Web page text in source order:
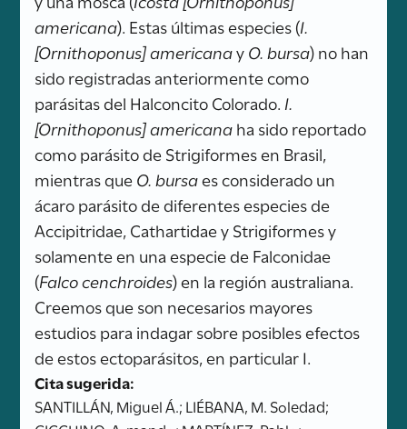
americana). Estas últimas especies (I.
[Ornithoponus] americanayO. bursa) no han
sido registradas anteriormente como
parásitas del Halconcito Colorado. I.
[Ornithoponus] americanaha sido reportado
como parásito de Strigiformes en Brasil,
mientras queO. bursaes considerado un
ácaro parásito de diferentes especies de
Accipitridae, Cathartidae y Strigiformes y
solamente en una especie de Falconidae
(Falco cenchroides) en la región australiana.
Creemos que son necesarios mayores
estudios para indagar sobre posibles efectos
de estos ectoparásitos, en particular I.
Cita sugerida:
SANTILLÁN, Miguel Á.; LIÉBANA, M. Soledad;